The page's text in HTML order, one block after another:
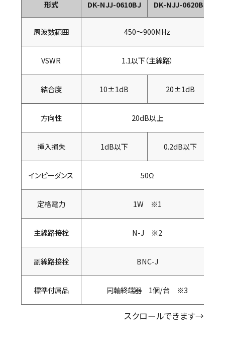
形式 DK-NJJ-0610BJ DK-NJJ-0620BJ
周波数範囲 450～900MHz
VSWR 1.1以下（主線路）
結合度 10±1dB 20±1dB
方向性 20dB以上
挿入損失 1dB以下 0.2dB以下
インピーダンス 50Ω
定格電力 1W ※1
主線路接栓 N-J ※2
副線路接栓 BNC-J
標準付属品 同軸終端器 1個/台 ※3
スクロールできます→